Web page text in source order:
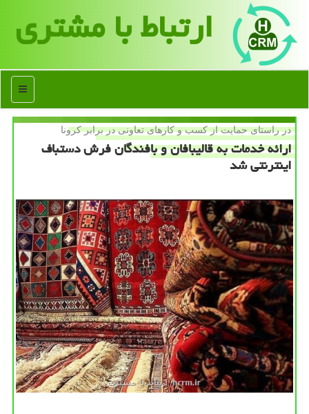
ارتباط با مشتری
منو
در راستای حمایت از كسب و كارهای تعاونی در برابر كرونا
ارائه خدمات به قالیبافان و بافندگان فرش دستباف
اینترنتی شد